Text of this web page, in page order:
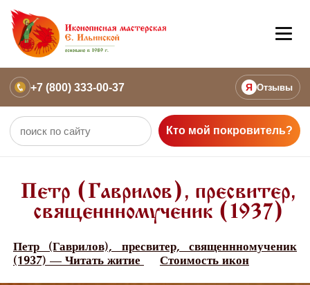
+7 (800) 333-00-37 Я Отзывы
Кто мой покровитель?
Петр (Гаврилов), пресвитер,
священнномученик (1937)
Петр (Гаврилов), пресвитер, священнномученик
(1937) — Читать житие
Стоимость икон